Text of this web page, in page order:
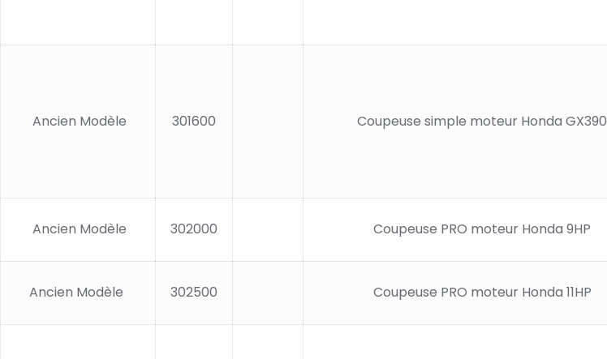
Ancien Modèle 301600 Coupeuse simple moteur Honda GX390
Ancien Modèle 302000 Coupeuse PRO moteur Honda 9HP
Ancien Modèle 302500 Coupeuse PRO moteur Honda 11HP